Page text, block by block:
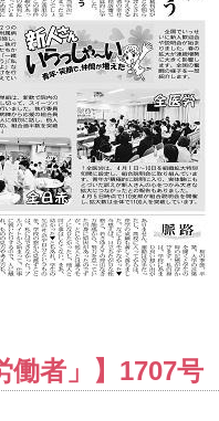
働者」】1707号